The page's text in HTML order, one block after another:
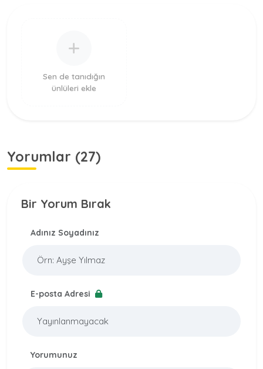
Sen de tanıdığın
ünlüleri ekle
Yorumlar (27)
Bir Yorum Bırak
Adınız Soyadınız
E-posta Adresi
Yorumunuz